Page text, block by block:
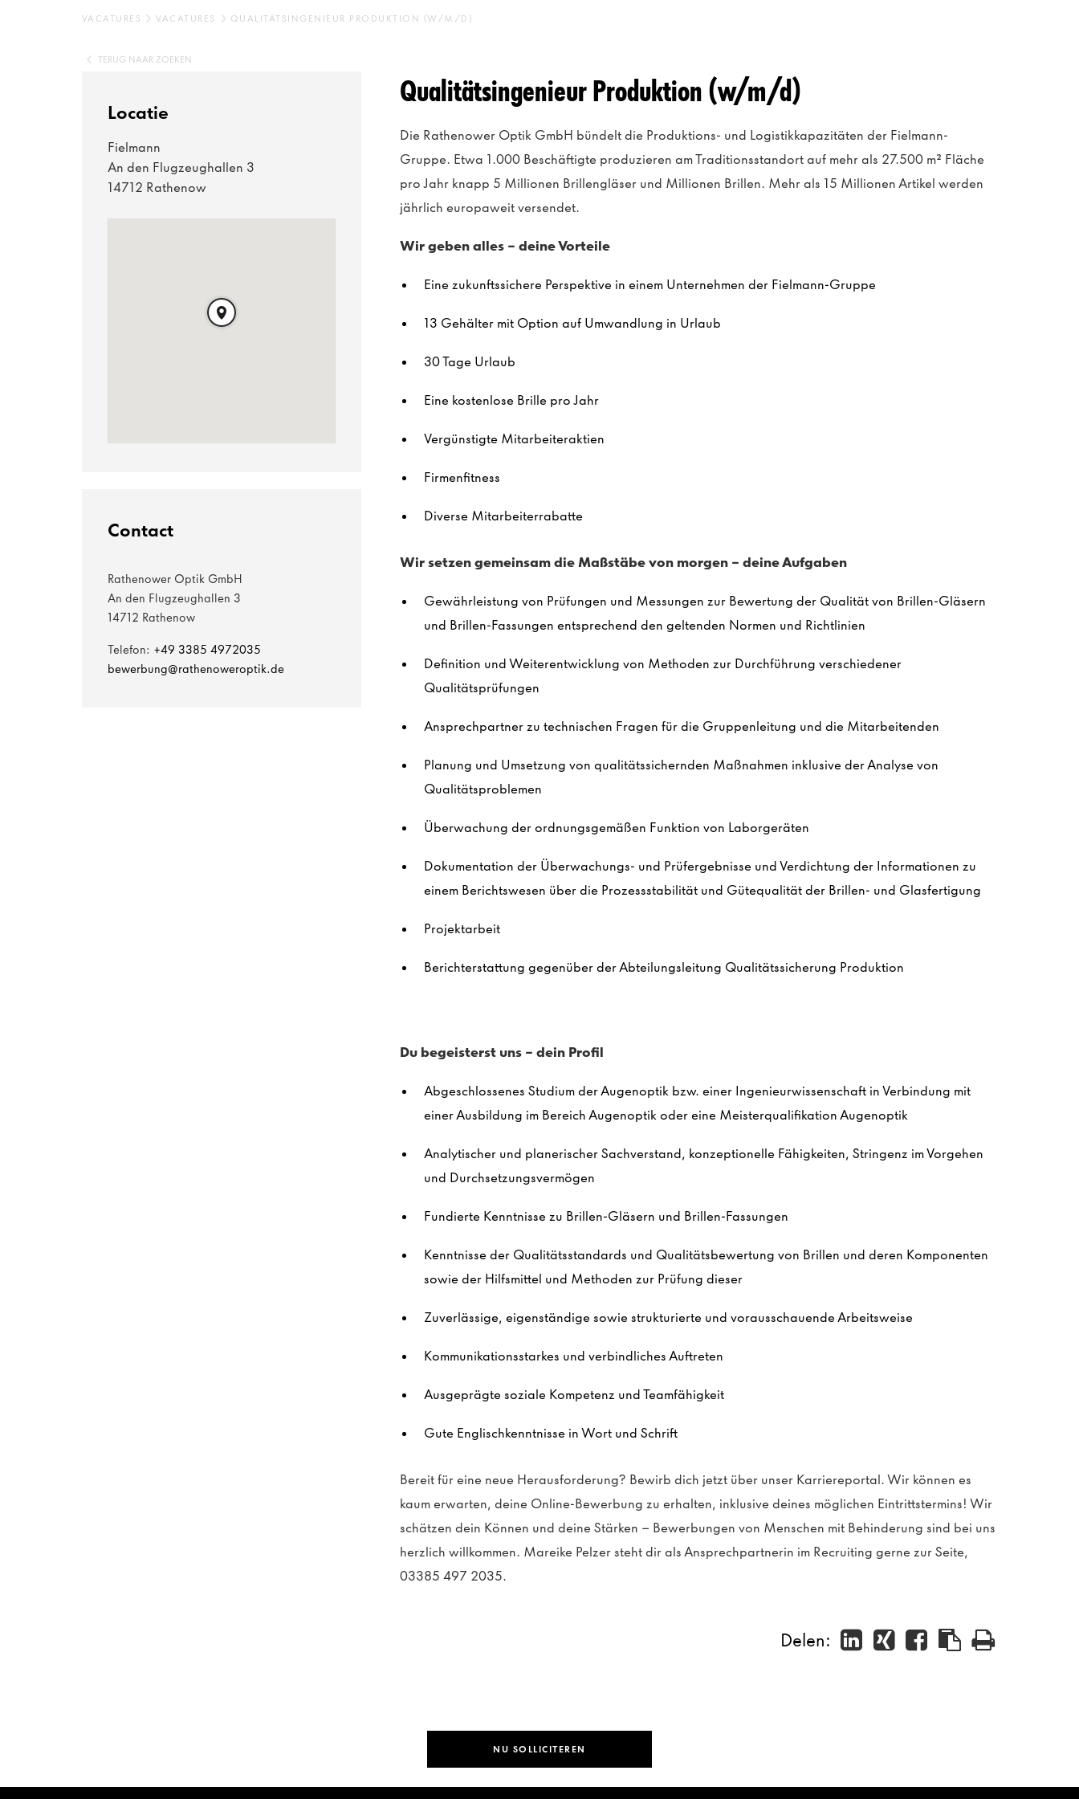
VACATURES VACATURES QUALITÄTSINGENIEUR PRODUKTION (W/M/D)
TERUG NAAR ZOEKEN
Qualitätsingenieur Produktion (w/m/d)
Die Rathenower Optik GmbH bündelt die Produktions- und Logistikkapazitäten der Fielmann-
Gruppe. Etwa 1.000 Beschäftigte produzieren am Traditionsstandort auf mehr als 27.500 m² Fläche
pro Jahr knapp 5 Millionen Brillengläser und Millionen Brillen. Mehr als 15 Millionen Artikel werden
jährlich europaweit versendet.
Wir geben alles - deine Vorteile
Eine zukunftssichere Perspektive in einem Unternehmen der Fielmann-Gruppe
13 Gehälter mit Option auf Umwandlung in Urlaub
30 Tage Urlaub
Eine kostenlose Brille pro Jahr
Vergünstigte Mitarbeiteraktien
Firmenfitness
Diverse Mitarbeiterrabatte
Wir setzen gemeinsam die Maßstäbe von morgen - deine Aufgaben
Gewährleistung von Prüfungen und Messungen zur Bewertung der Qualität von Brillen-Gläsern
und Brillen-Fassungen entsprechend den geltenden Normen und Richtlinien
Definition und Weiterentwicklung von Methoden zur Durchführung verschiedener
Qualitätsprüfungen
Ansprechpartner zu technischen Fragen für die Gruppenleitung und die Mitarbeitenden
Planung und Umsetzung von qualitätssichernden Maßnahmen inklusive der Analyse von
Qualitätsproblemen
Überwachung der ordnungsgemäßen Funktion von Laborgeräten
Dokumentation der Überwachungs- und Prüfergebnisse und Verdichtung der Informationen zu
einem Berichtswesen über die Prozessstabilität und Gütequalität der Brillen- und Glasfertigung
Projektarbeit
Berichterstattung gegenüber der Abteilungsleitung Qualitätssicherung Produktion
Du begeisterst uns - dein Profil
Abgeschlossenes Studium der Augenoptik bzw. einer Ingenieurwissenschaft in Verbindung mit
einer Ausbildung im Bereich Augenoptik oder eine Meisterqualifikation Augenoptik
Analytischer und planerischer Sachverstand, konzeptionelle Fähigkeiten, Stringenz im Vorgehen
und Durchsetzungsvermögen
Fundierte Kenntnisse zu Brillen-Gläsern und Brillen-Fassungen
Kenntnisse der Qualitätsstandards und Qualitätsbewertung von Brillen und deren Komponenten
sowie der Hilfsmittel und Methoden zur Prüfung dieser
Zuverlässige, eigenständige sowie strukturierte und vorausschauende Arbeitsweise
Kommunikationsstarkes und verbindliches Auftreten
Ausgeprägte soziale Kompetenz und Teamfähigkeit
Gute Englischkenntnisse in Wort und Schrift
Bereit für eine neue Herausforderung? Bewirb dich jetzt über unser Karriereportal. Wir können es
kaum erwarten, deine Online-Bewerbung zu erhalten, inklusive deines möglichen Eintrittstermins! Wir
schätzen dein Können und deine Stärken – Bewerbungen von Menschen mit Behinderung sind bei uns
herzlich willkommen. Mareike Pelzer steht dir als Ansprechpartnerin im Recruiting gerne zur Seite,
03385 497 2035.
NU SOLLICITEREN
Delen:
Locatie
Fielmann
An den Flugzeughallen 3
14712 Rathenow
Contact
Rathenower Optik GmbH
An den Flugzeughallen 3
14712 Rathenow
Telefon: +49 3385 4972035
bewerbung@rathenoweroptik.de